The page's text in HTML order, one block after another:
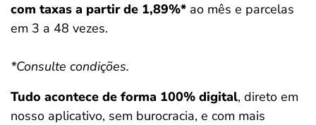
com taxas a partir de 1,89%* ao mês e parcelas
em 3 a 48 vezes.
*Consulte condições.
Tudo acontece de forma 100% digital, direto em
nosso aplicativo, sem burocracia, e com mais